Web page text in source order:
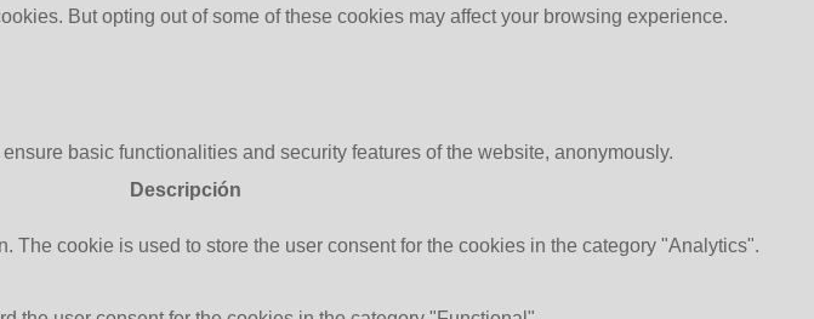
But opting out of some of these cookies may affect your browsing experience.
basic functionalities and security features of the website, anonymously.
Descripción
The cookie is used to store the user consent for the cookies in the category "Analytics".